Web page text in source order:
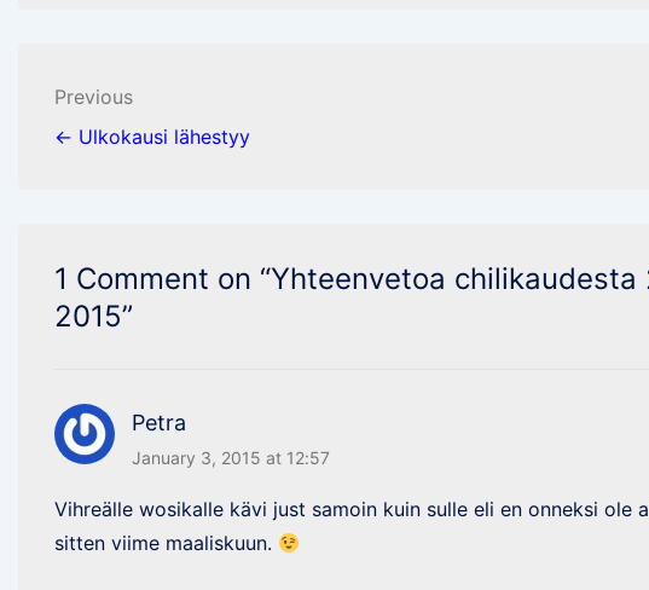
Post
navigation
Previous
← Ulkokausi lähestyy
1 Comment on “Yhteenvetoa
2015”
Petra
January 3, 2015 at 12:57
Vihreälle wosikalle kävi just samoin kuin sulle eli en onneksi ole
sitten viime maaliskuun.